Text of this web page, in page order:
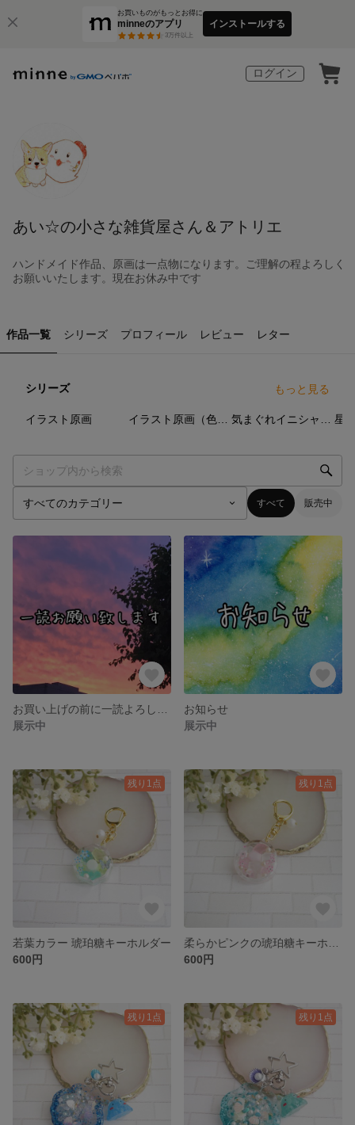
お買いものがもっとお得に
minneのアプリ
3万件以上
インストールする
ログイン
あい☆の小さな雑貨屋さん＆アトリエ
ハンドメイド作品、原画は一点物になります。ご理解の程よろしく
お願いいたします。現在お休み中です
作品一覧 シリーズ プロフィール レビュー レター
シリーズ もっと見る
イラスト原画 星
すべて 販売中
展示中
お知らせ
展示中
残り1点
若葉カラー 琥珀糖キーホルダー
600円
残り1点
600円
残り1点 残り1点